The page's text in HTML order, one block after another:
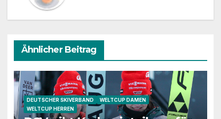
Ähnlicher Beitrag
DEUTSCHER SKIVERBAND
WELTCUP DAMEN
WELTCUP HERREN